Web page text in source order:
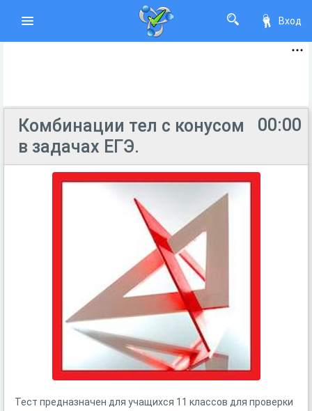
Вход
00:00
Комбинации тел с конусом
в задачах ЕГЭ.
Тест предназначен для учащихся 11 классов для проверки